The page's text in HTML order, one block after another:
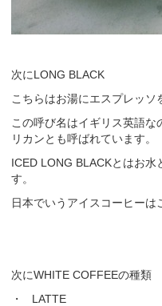
次にLONG BLACK
こちらはお湯にエスプレッソ
この呼び名はイギリス英語な
リカンとも呼ばれています。
ICED LONG BLACKとはお
す。
日本でいうアイスコーヒーは
次にWHITE COFFEEの種類
・ LATTE